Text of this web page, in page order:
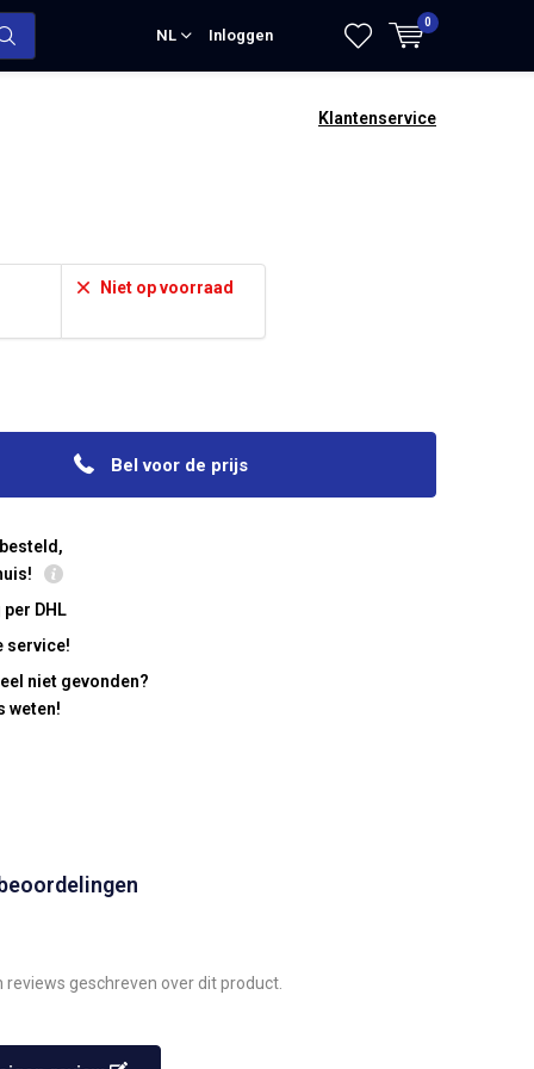
NL Inloggen
0
Klantenservice
Niet op voorraad
Bel voor de prijs
DHL
service!
niet gevonden?
weten!
reviews geschreven over dit product.